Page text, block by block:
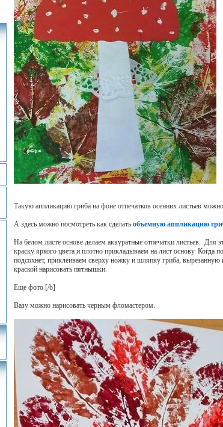
Такую аппликацию гриба на фоне отпечатков осенних листьев
А здесь можно посмотреть как сделатьобъемную аппликацию
На белом листе основе делаем аккуратные отпечатки листьев. Для
краску яркого цвета и плотно прикладываем на лист основу.
подсохнет, приклеиваем сверху ножку и шляпку гриба,
краской нарисовать пятнышки.
Еще фото [/b]
Вазу можно нарисовать черным фломастером.